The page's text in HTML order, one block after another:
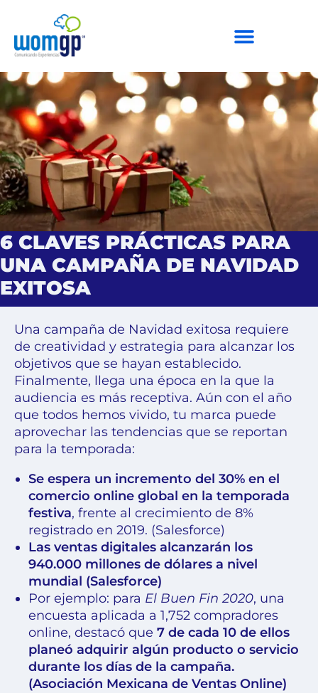
6 CLAVES PRÁCTICAS PARA
UNA CAMPAÑA DE NAVIDAD
EXITOSA
Una campaña de Navidad exitosa requiere
de creatividad y estrategia para alcanzar los
objetivos que se hayan establecido.
Finalmente, llega una época en la que la
audiencia es más receptiva. Aún con el año
que todos hemos vivido, tu marca puede
aprovechar las tendencias que se reportan
para la temporada:
Se espera un incremento del 30% en el
comercio online global en la temporada
festiva, frente al crecimiento de 8%
registrado en 2019. (Salesforce)
Las ventas digitales alcanzarán los
940.000 millones de dólares a nivel
mundial (Salesforce)
Por ejemplo: para El Buen Fin 2020, una
encuesta aplicada a 1,752 compradores
online, destacó que 7 de cada 10 de ellos
planeó adquirir algún producto o servicio
durante los días de la campaña.
(Asociación Mexicana de Ventas Online)